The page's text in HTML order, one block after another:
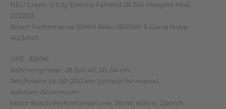
NEU Green`s City Elektro-Fahrrad 28 Zoll Margate Mod.
2022/23
Bosch Performance 50NM Akku i500Wh 5-Gang Nabe
Rücktritt
UPE : 3399€
Rahmengrösse : 28 Zoll 46, 50, 54 cm
Reichweite ca. 60-200 km (je nach fahrweise)
Rahmen Aluminium
Motor Bosch Performance Line, 250W, 65Nm, 25km/h